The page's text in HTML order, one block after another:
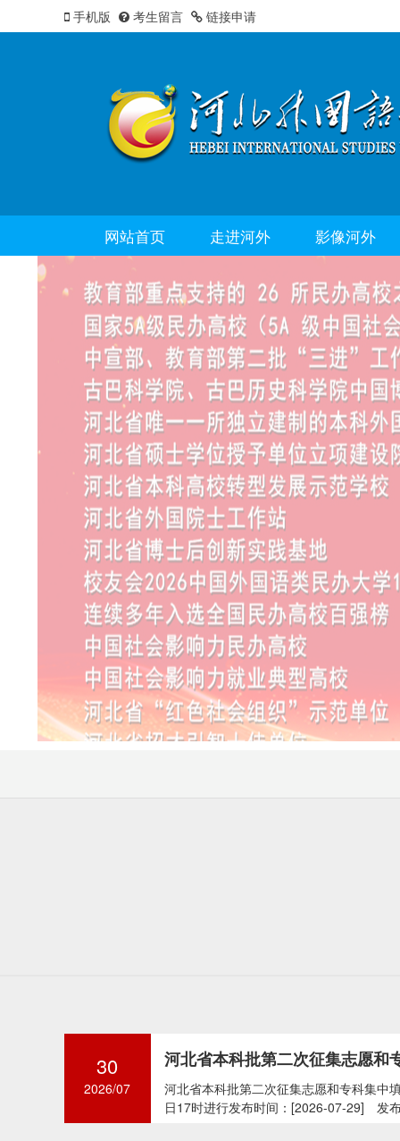
手机版 考生留言 链接申请
影像河外
走进河外
网站首页
30
2026/07
河北省本科批第二次征集志愿和专科集中
日17时进行发布时间：[2026-07-29] 发